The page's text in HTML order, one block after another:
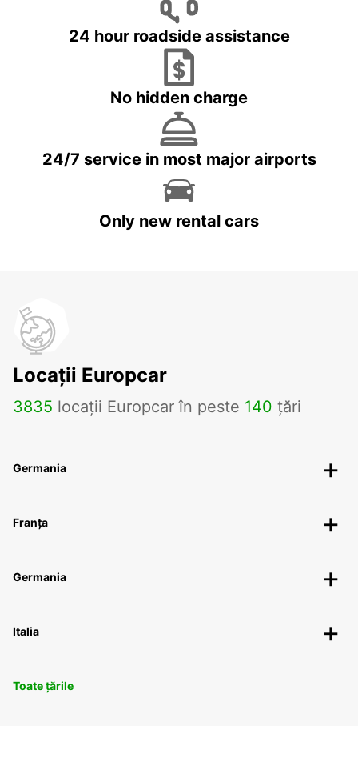
24 hour roadside assistance
No hidden charge
24/7 service in most major airports
Only new rental cars
Locații Europcar
3835 locații Europcar în peste 140 țări
Germania
Franța
Germania
Italia
Toate țările